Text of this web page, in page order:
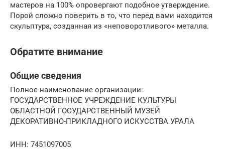
мастеров на 100% опровергают подобное утверждение.
Порой сложно поверить в то, что перед вами находится
скульптура, созданная из «неповоротливого» металла.
Обратите внимание
Общие сведения
Полное наименование организации:
ГОСУДАРСТВЕННОЕ УЧРЕЖДЕНИЕ КУЛЬТУРЫ
ОБЛАСТНОЙ ГОСУДАРСТВЕННЫЙ МУЗЕЙ
ДЕКОРАТИВНО-ПРИКЛАДНОГО ИСКУССТВА УРАЛА
ИНН: 7451097005